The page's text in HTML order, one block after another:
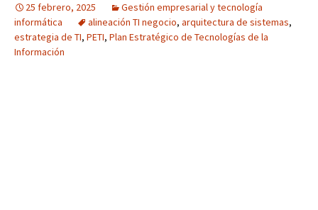
25 febrero, 2025
Gestión empresarial y tecnología
informática
alineación TI negocio, arquitectura de sistemas,
estrategia de TI, PETI, Plan Estratégico de Tecnologías de la
Información